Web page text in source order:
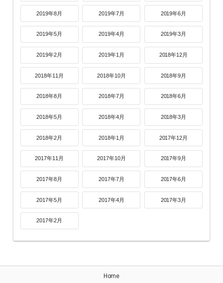
2019年8月 2019年7月 2019年6月
2019年5月 2019年4月 2019年3月
2019年2月 2019年1月 2018年12月
2018年11月 2018年10月 2018年9月
2018年8月 2018年7月 2018年6月
2018年5月 2018年4月 2018年3月
2018年2月 2018年1月 2017年12月
2017年11月 2017年10月 2017年9月
2017年8月 2017年7月 2017年6月
2017年5月 2017年4月 2017年3月
2017年2月
Home